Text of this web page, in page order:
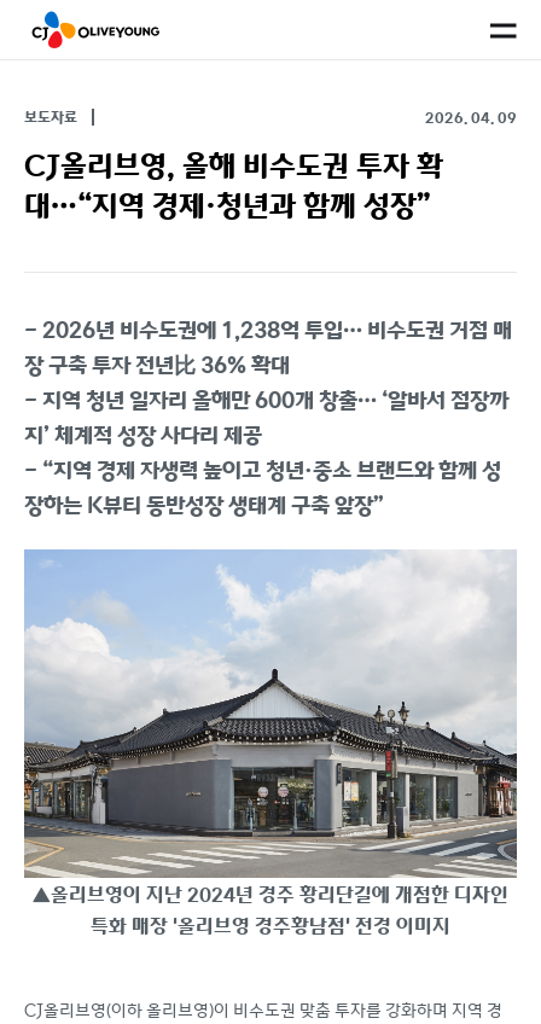
사
이
보도자료 2026. 04. 09
CJ올리브영, 올해 비수도권 투자 확
대…“지역 경제·청년과 함께 성장”
- 2026년 비수도권에 1,238억 투입… 비수도권 거점 매
장 구축 투자 전년比 36% 확대
- 지역 청년 일자리 올해만 600개 창출… ‘알바서 점장까
지’ 체계적 성장 사다리 제공
- “지역 경제 자생력 높이고 청년·중소 브랜드와 함께 성
장하는 K뷰티 동반성장 생태계 구축 앞장”
▲올리브영이 지난 2024년 경주 황리단길에 개점한 디자인
특화 매장 '올리브영 경주황남점' 전경 이미지
CJ올리브영(이하 올리브영)이 비수도권 맞춤 투자를 강화하며 지역 경